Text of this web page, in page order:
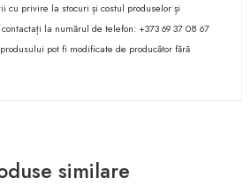
cu privire la stocuri și costul produselor și
la numărul de telefon: +373 69 37 08 67
pot fi modificate de producător fără
similare